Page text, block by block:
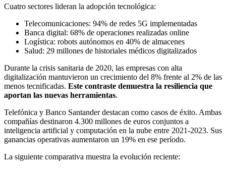
Cuatro sectores lideran la adopción tecnológica:
Telecomunicaciones: 94% de redes 5G implementadas
Banca digital: 68% de operaciones realizadas online
Logística: robots autónomos en 40% de almacenes
Salud: 29 millones de historiales médicos digitalizados
Durante la crisis sanitaria de 2020, las empresas con alta
digitalización mantuvieron un crecimiento del 8% frente al 2% de las
menos tecnificadas. Este contraste demuestra la resiliencia que
aportan las nuevas herramientas.
Telefónica y Banco Santander destacan como casos de éxito. Ambas
compañías destinaron 4.300 millones de euros conjuntos a
inteligencia artificial y computación en la nube entre 2021-2023. Sus
ganancias operativas aumentaron un 19% en ese período.
La siguiente comparativa muestra la evolución reciente: